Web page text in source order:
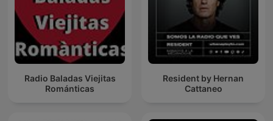
Radio Baladas Viejitas
Románticas
Resident by Hernan
Cattaneo